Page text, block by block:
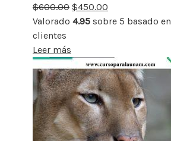
rebajado
$600.00 $450.00
Valorado 4.95 sobre 5 basado en
clientes
Leer más